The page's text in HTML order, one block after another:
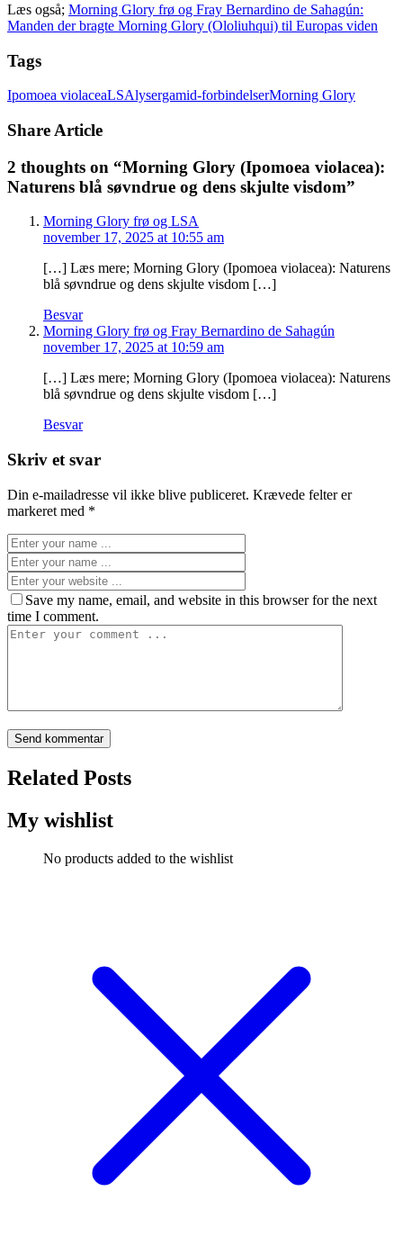
Læs også; Morning Glory frø og Fray Bernardino de Sahagún:
Manden der bragte Morning Glory (Ololiuhqui) til Europas viden
Tags
Ipomoea violaceaLSAlysergamid-forbindelserMorning Glory
Share Article
2 thoughts on “Morning Glory (Ipomoea violacea):
Naturens blå søvndrue og dens skjulte visdom”
Morning Glory frø og LSA
november 17, 2025 at 10:55 am
[…] Læs mere; Morning Glory (Ipomoea violacea): Naturens
blå søvndrue og dens skjulte visdom […]
Besvar
Morning Glory frø og Fray Bernardino de Sahagún
november 17, 2025 at 10:59 am
[…] Læs mere; Morning Glory (Ipomoea violacea): Naturens
blå søvndrue og dens skjulte visdom […]
Besvar
Skriv et svar
Din e-mailadresse vil ikke blive publiceret. Krævede felter er
markeret med *
Save my name, email, and website in this browser for the next
time I comment.
Related Posts
My wishlist
No products added to the wishlist